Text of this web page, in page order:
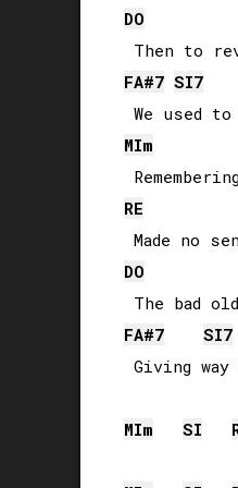
DO
FA#7 SI7
MIm
RE
DO
FA#7 SI7
Giving
MIm SI